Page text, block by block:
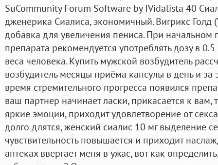
SuCommunity Forum Software by IVidalista 40
дженерика Сиалиса, экономичный. Вигрикс Голд
добавка для увеличения пениса. При
препарата рекомендуется употреблять дозу в
веса человека. Купить мужской возбудитель
возбудитель месяцы приёма капсулы в день и
время стремительного прогресса появился
ваш партнер начинает ласки, прикасается к вам,
яркие эмоции, приходит удовлетворение от
долго длятся, женский сиалис 10 мг выделение
чувствительность повышается и приходит
аптеках ввергает меня в ужас, вот как